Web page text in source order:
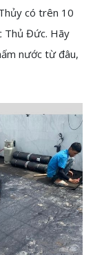
có trên 10
Thủ Đức. Hãy
nước từ đâu,